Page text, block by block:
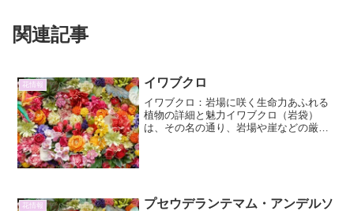
関連記事
花情報 イワブクロ
イワブクロ：岩場に咲く生命力あふれる
植物の詳細と魅力イワブクロ（岩袋）
は、その名の通り、岩場や崖などの厳し
花情報
プセウデランテマム・アンデルソ